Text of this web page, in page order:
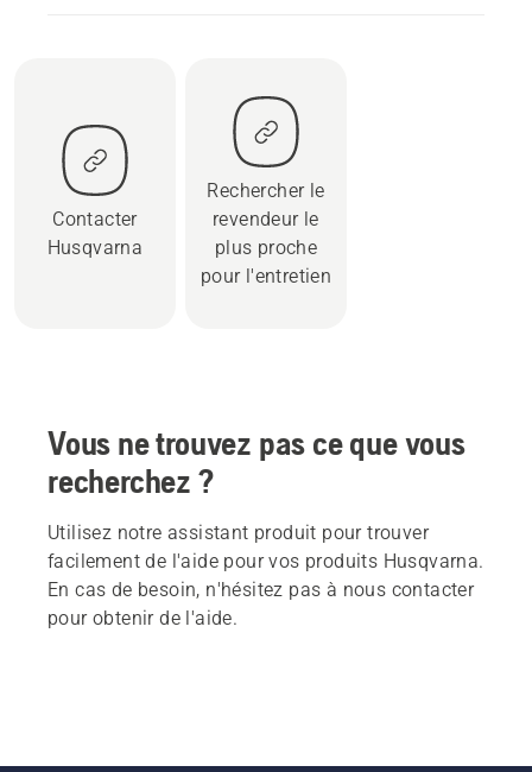
Contacter
Husqvarna
Rechercher le
revendeur le
plus proche
pour l'entretien
Vous ne trouvez pas ce que vous
recherchez ?
Utilisez notre assistant produit pour trouver
facilement de l'aide pour vos produits Husqvarna.
En cas de besoin, n'hésitez pas à nous contacter
pour obtenir de l'aide.